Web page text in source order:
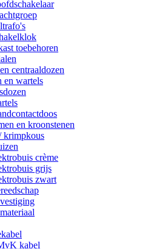
toebehoren
centraaldozen
en wartels
en kroonstenen
krimpkous
crème
grijs
zwart
kabel